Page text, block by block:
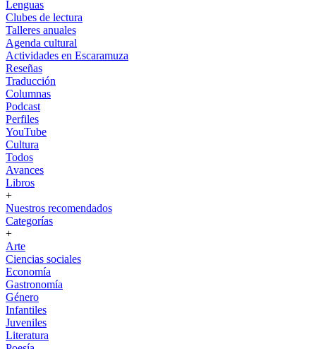
Lenguas
Clubes de lectura
Talleres anuales
Agenda cultural
Actividades en Escaramuza
Reseñas
Traducción
Columnas
Podcast
Perfiles
YouTube
Cultura
Todos
Avances
Libros
+
Nuestros recomendados
Categorías
+
Arte
Ciencias sociales
Economía
Gastronomía
Género
Infantiles
Juveniles
Literatura